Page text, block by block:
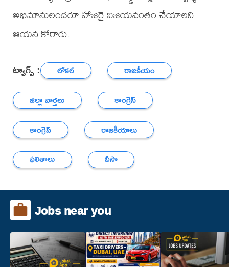
అభిమానులందరూ హాజరై విజయవంతం చేయాలని
ఆయన కోరారు.
ట్యాగ్స్ : లోకల్
రాజకీయం
జిల్లా వార్తలు
కాంగ్రెస్
కాంగ్రెస్
రాజకీయాలు
ఫలితాలు
వీసా
Jobs near you